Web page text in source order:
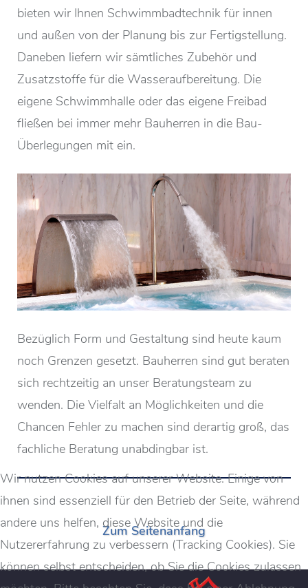
bieten wir Ihnen Schwimmbadtechnik für innen
und außen von der Planung bis zur Fertigstellung.
Daneben liefern wir sämtliches Zubehör und
Zusatzstoffe für die Wasseraufbereitung. Die
eigene Schwimmhalle oder das eigene Freibad
fließen bei immer mehr Bauherren in die Bau-
Überlegungen mit ein.
Bezüglich Form und Gestaltung sind heute kaum
noch Grenzen gesetzt. Bauherren sind gut beraten
sich rechtzeitig an unser Beratungsteam zu
wenden. Die Vielfalt an Möglichkeiten und die
Chancen Fehler zu machen sind derartig groß, das
fachliche Beratung unabdingbar ist.
Zum Seitenanfang
Wir nutzen Cookies auf unserer Website. Einige von
ihnen sind essenziell für den Betrieb der Seite, während
andere uns helfen, diese Website und die
Nutzererfahrung zu verbessern (Tracking Cookies). Sie
können selbst entscheiden, ob Sie die Cookies zulassen